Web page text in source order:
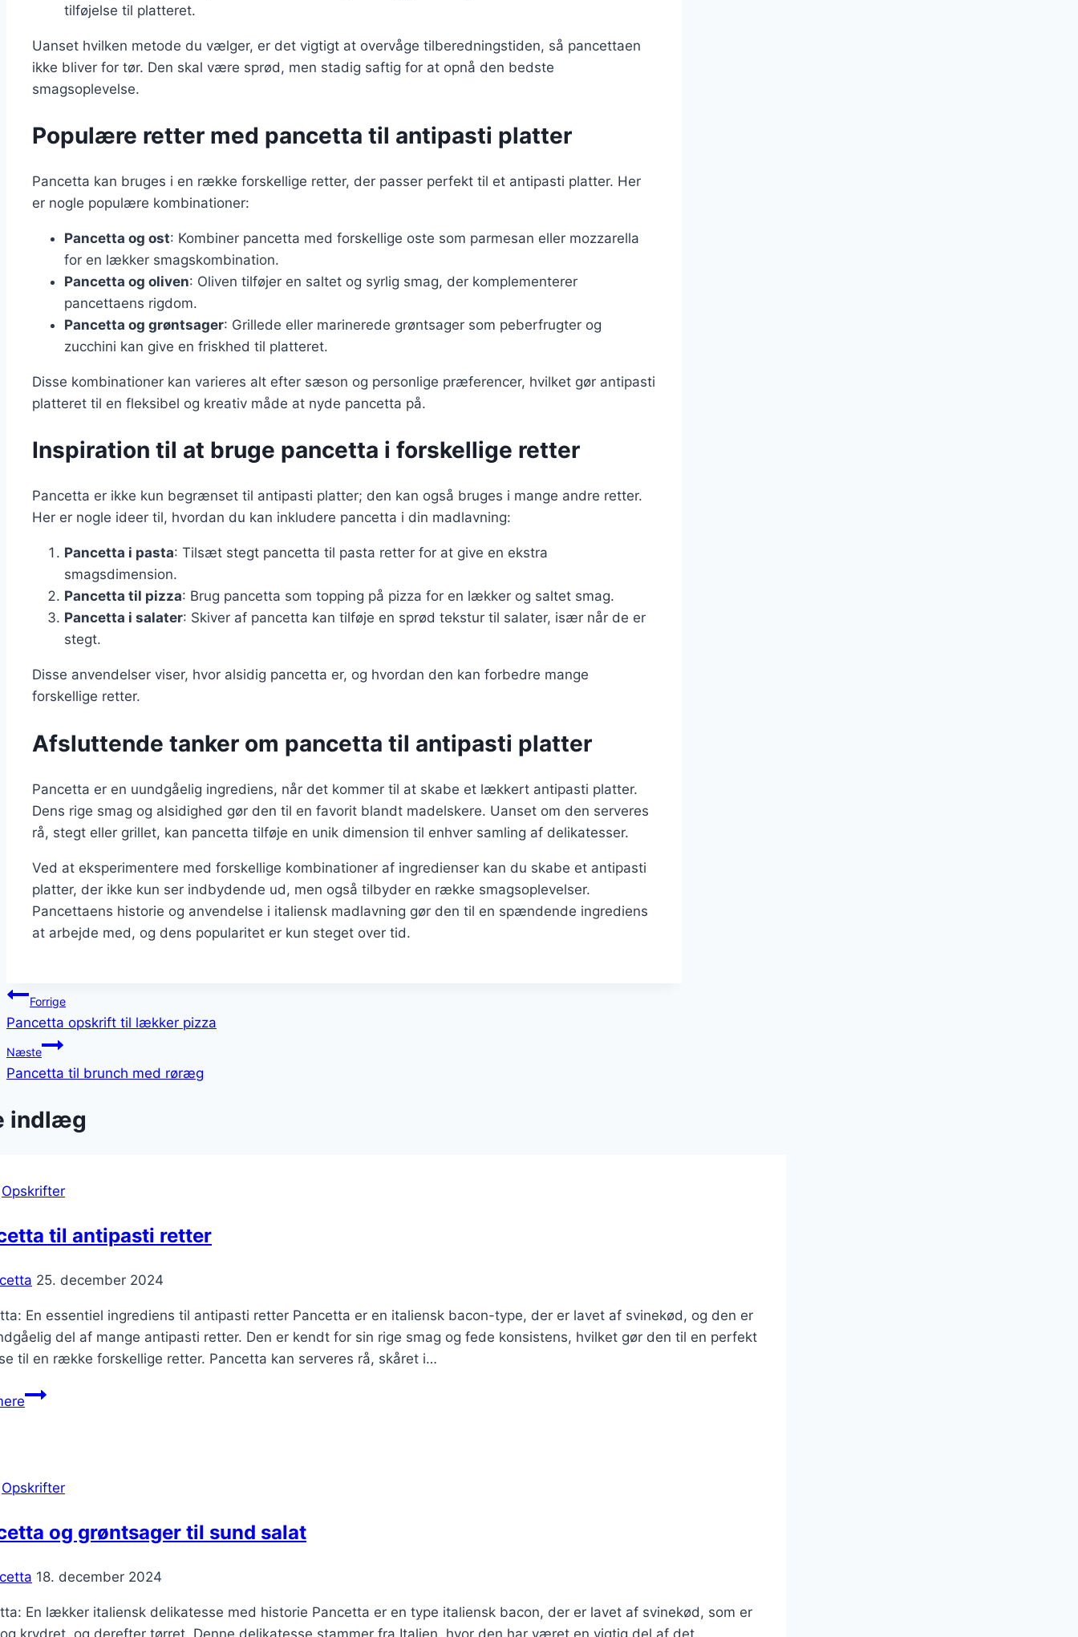
tilføjelse til platteret.
Uanset hvilken metode du vælger, er det vigtigt at overvåge tilberedningstiden, så pancettaen
ikke bliver for tør. Den skal være sprød, men stadig saftig for at opnå den bedste
smagsoplevelse.
Populære retter med pancetta til antipasti platter
Pancetta kan bruges i en række forskellige retter, der passer perfekt til et antipasti platter. Her
er nogle populære kombinationer:
Pancetta og ost: Kombiner pancetta med forskellige oste som parmesan eller mozzarella
for en lækker smagskombination.
Pancetta og oliven: Oliven tilføjer en saltet og syrlig smag, der komplementerer
pancettaens rigdom.
Pancetta og grøntsager: Grillede eller marinerede grøntsager som peberfrugter og
zucchini kan give en friskhed til platteret.
Disse kombinationer kan varieres alt efter sæson og personlige præferencer, hvilket gør antipasti
platteret til en fleksibel og kreativ måde at nyde pancetta på.
Inspiration til at bruge pancetta i forskellige retter
Pancetta er ikke kun begrænset til antipasti platter; den kan også bruges i mange andre retter.
Her er nogle ideer til, hvordan du kan inkludere pancetta i din madlavning:
Pancetta i pasta: Tilsæt stegt pancetta til pasta retter for at give en ekstra
smagsdimension.
Pancetta til pizza: Brug pancetta som topping på pizza for en lækker og saltet smag.
Pancetta i salater: Skiver af pancetta kan tilføje en sprød tekstur til salater, især når de er
stegt.
Disse anvendelser viser, hvor alsidig pancetta er, og hvordan den kan forbedre mange
forskellige retter.
Afsluttende tanker om pancetta til antipasti platter
Pancetta er en uundgåelig ingrediens, når det kommer til at skabe et lækkert antipasti platter.
Dens rige smag og alsidighed gør den til en favorit blandt madelskere. Uanset om den serveres
rå, stegt eller grillet, kan pancetta tilføje en unik dimension til enhver samling af delikatesser.
Ved at eksperimentere med forskellige kombinationer af ingredienser kan du skabe et antipasti
platter, der ikke kun ser indbydende ud, men også tilbyder en række smagsoplevelser.
Pancettaens historie og anvendelse i italiensk madlavning gør den til en spændende ingrediens
at arbejde med, og dens popularitet er kun steget over tid.
Indlægsnavigation
Forrige
Pancetta opskrift til lækker pizza
Næste
Pancetta til brunch med røræg
indlæg
Opskrifter
til antipasti retter
25. december 2024
En essentiel ingrediens til antipasti retter Pancetta er en italiensk bacon-type, der er lavet af svinekød, og den er
del af mange antipasti retter. Den er kendt for sin rige smag og fede konsistens, hvilket gør den til en perfekt
til en række forskellige retter. Pancetta kan serveres rå, skåret i…
Pancetta
Opskrifter
og grøntsager til sund salat
18. december 2024
En lækker italiensk delikatesse med historie Pancetta er en type italiensk bacon, der er lavet af svinekød, som er